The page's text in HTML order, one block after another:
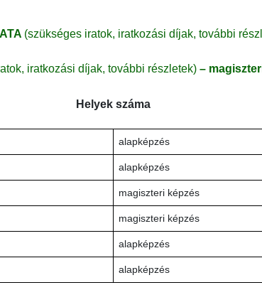
(szükséges iratok, iratkozási díjak, további
iratkozási díjak, további részletek) –
Helyek száma
alapképzés
alapképzés
magiszteri képzés
magiszteri képzés
alapképzés
alapképzés